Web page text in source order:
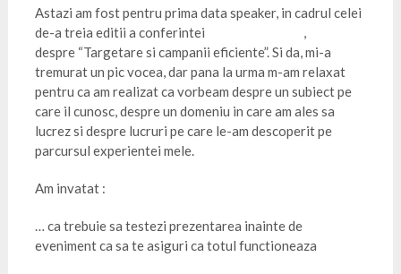
Astazi am fost pentru prima data speaker, in cadrul celei
de-a treia editii a conferintei
,
despre “Targetare si campanii eficiente”. Si da, mi-a
tremurat un pic vocea, dar pana la urma m-am relaxat
pentru ca am realizat ca vorbeam despre un subiect pe
care il cunosc, despre un domeniu in care am ales sa
lucrez si despre lucruri pe care le-am descoperit pe
parcursul experientei mele.
Am invatat :
… ca trebuie sa testezi prezentarea inainte de
eveniment ca sa te asiguri ca totul functioneaza